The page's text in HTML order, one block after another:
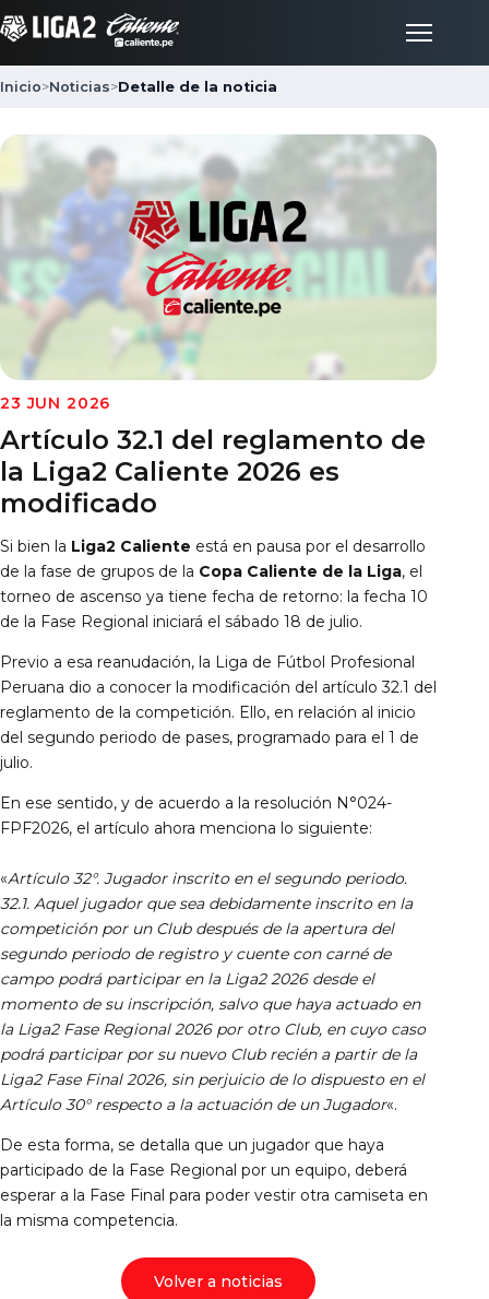
Inicio
Partidos
Posiciones
LigaFan
Clubes
Noticias
Inicio>Noticias>Detalle de la noticia
23 JUN 2026
Artículo 32.1 del reglamento de
la Liga2 Caliente 2026 es
modificado
Si bien la Liga2 Caliente está en pausa por el desarrollo
de la fase de grupos de la Copa Caliente de la Liga, el
torneo de ascenso ya tiene fecha de retorno: la fecha 10
de la Fase Regional iniciará el sábado 18 de julio.
Previo a esa reanudación, la Liga de Fútbol Profesional
Peruana dio a conocer la modificación del artículo 32.1 del
reglamento de la competición. Ello, en relación al inicio
del segundo periodo de pases, programado para el 1 de
julio.
En ese sentido, y de acuerdo a la resolución N°024-
FPF2026, el artículo ahora menciona lo siguiente:
«Artículo 32°. Jugador inscrito en el segundo periodo.
32.1. Aquel jugador que sea debidamente inscrito en la
competición por un Club después de la apertura del
segundo periodo de registro y cuente con carné de
campo podrá participar en la Liga2 2026 desde el
momento de su inscripción, salvo que haya actuado en
la Liga2 Fase Regional 2026 por otro Club, en cuyo caso
podrá participar por su nuevo Club recién a partir de la
Liga2 Fase Final 2026, sin perjuicio de lo dispuesto en el
Artículo 30° respecto a la actuación de un Jugador«.
De esta forma, se detalla que un jugador que haya
participado de la Fase Regional por un equipo, deberá
esperar a la Fase Final para poder vestir otra camiseta en
la misma competencia.
Volver a noticias